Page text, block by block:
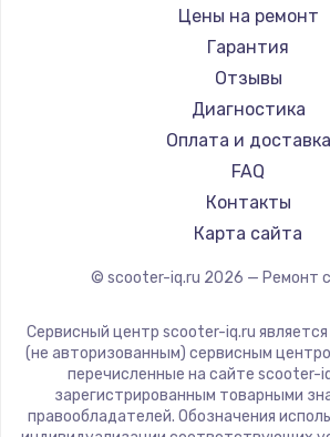
Shorner
Joyor
Minimotors
Bork
Segway
KIRIN
Цены на ремонт
Гарантия
Отзывы
Диагностика
Оплата и доставка
FAQ
Контакты
Карта сайта
© scooter-iq.ru 2026 — Ремонт
Сервисный центр scooter-iq.ru
(не авторизованным) сервисным
перечисленные на сайте scooter-
зарегистрированным товарными
правообладателей. Обозначения